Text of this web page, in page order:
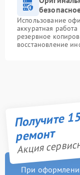
Использование
аккуратная
резервное
восстановление
Получите
ремонт
Акция
При